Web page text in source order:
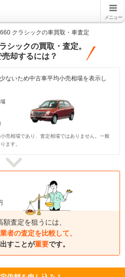
メニュー
クラシックの車買取・車査定
シックの買取・査定。
却するには？
ないため中古車平均小売相場を表示し
売相場であり、査定相場ではありません。一般
ます。
額査定を狙うには、
者の査定を比較して、
すことが重要です。